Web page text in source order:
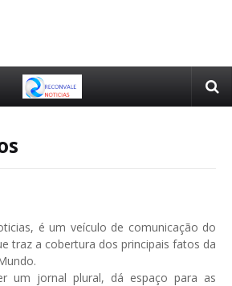
é um veículo de comunicação do
traz a cobertura dos principais fatos da
um jornal plural, dá espaço para as